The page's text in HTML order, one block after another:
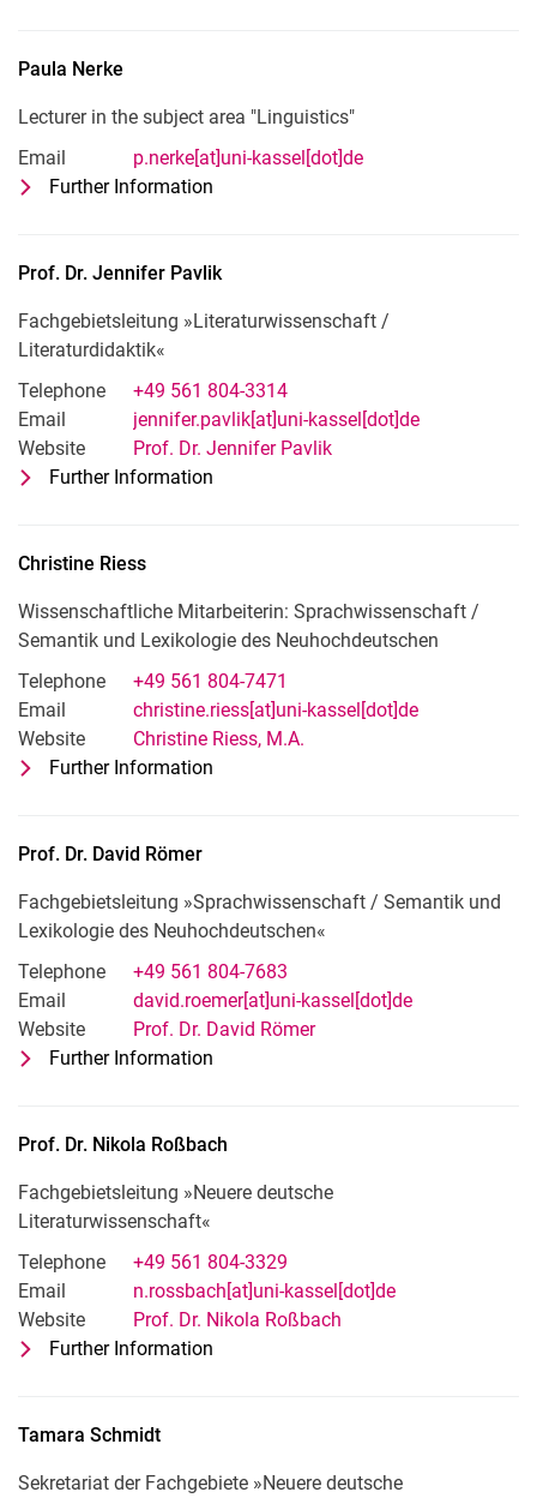
Paula Nerke
Lecturer in the subject area "Linguistics"
Email
p.nerke[at]uni-kassel[dot]de
Further Information
Prof. Dr. Jennifer Pavlik
Fachgebietsleitung »Literaturwissenschaft /
Literaturdidaktik«
Telephone
+49 561 804-3314
Email
jennifer.pavlik[at]uni-kassel[dot]de
Website
Prof. Dr. Jennifer Pavlik
Further Information
Christine Riess
Wissenschaftliche Mitarbeiterin: Sprach­wissenschaft /
Semantik und Lexikologie des Neuhochdeutschen
Telephone
+49 561 804-7471
Email
christine.riess[at]uni-kassel[dot]de
Website
Christine Riess, M.A.
Further Information
Prof. Dr. David Römer
Fachgebietsleitung »Sprachwissenschaft / Semantik und
Lexikologie des Neuhochdeutschen«
Telephone
+49 561 804-7683
Email
david.roemer[at]uni-kassel[dot]de
Website
Prof. Dr. David Römer
Further Information
Prof. Dr. Nikola Roßbach
Fachgebietsleitung »Neuere deutsche
Literaturwissenschaft«
Telephone
+49 561 804-3329
Email
n.rossbach[at]uni-kassel[dot]de
Website
Prof. Dr. Nikola Roßbach
Further Information
Tamara Schmidt
Sekretariat der Fachgebiete »Neuere deutsche